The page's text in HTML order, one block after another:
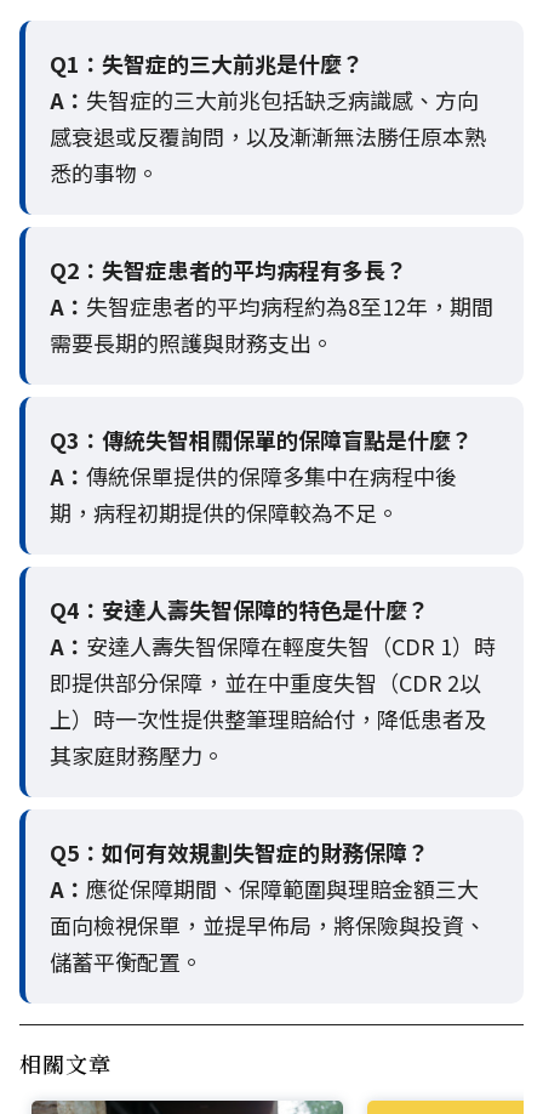
Q1：失智症的三大前兆是什麼？
A： 失智症的三大前兆包括缺乏病識感、方向
感衰退或反覆詢問，以及漸漸無法勝任原本熟
悉的事物。
Q2： 失智症患者的平均病程有多長？
A： 失智症患者的平均病程約為8至12年，期間
需要長期的照護與財務支出。
Q3： 傳統失智相關保單的保障盲點是什麼？
A： 傳統保單提供的保障多集中在病程中後
期，病程初期提供的保障較為不足。
Q4： 安達人壽失智保障的特色是什麼？
A： 安達人壽失智保障在輕度失智（CDR 1）時
即提供部分保障，並在中重度失智（CDR 2以
上）時一次性提供整筆理賠給付，降低患者及
其家庭財務壓力。
Q5： 如何有效規劃失智症的財務保障？
A： 應從保障期間、保障範圍與理賠金額三大
面向檢視保單，並提早佈局，將保險與投資、
儲蓄平衡配置。
相關文章